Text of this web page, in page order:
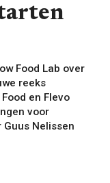
Food Lab over
reeks
en Flevo
voor
Nelissen